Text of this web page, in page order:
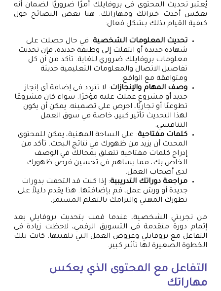
يُعتبر تحديث المحتوى في بروفايلك أمرًا ضروريًا لضمان أنه
يعكس أحدث خبراتك ومهاراتك. هنا بعض النصائح حول
كيفية القيام بذلك بشكل فعال:
تحديث المعلومات الشخصية: في حال حصلت على
شهادة جديدة أو انتقلت إلى وظيفة جديدة، فإن تحديث
معلومات بروفايلك ضروري للغاية. تأكد من أن كل
تفاصيل الاتصال والمعلومات التعليمية حديثة
ومتوافقة مع الواقع.
وصف المهام والإنجازات: لا تتردد في إضافة أي إنجاز
جديد أو مشروع عملت عليه مؤخرًا. سواء كان مشروعًا
تطوعيًا أو تجاريًا، احرص على تضمينه. يمكن أن يكون
لهذا التحديث تأثير كبير، خاصة في سوق العمل
التنافسي.
كلمات مفتاحية: على الساحة المهنية، يمكن للمحتوى
المحدث أن يزيد من ظهورك في نتائج البحث. تأكد من
إدراج كلمات مفتاحية تتعلق بمجالك في الوصف
الخاص بك، مما يساهم في تحسين فرص ظهورك
لدى أصحاب العمل.
مراجعة دوراتك التدريبية: إذا كنت قد التحقت بدورات
جديدة أو ورش عمل، قم بإضافتها. هذا يقدم دليلاً على
تطورك المهني والتزامك بالتعلم المستمر.
من تجربتي الشخصية، عندما قمت بتحديث بروفايلي بعد
إتمام دورة متقدمة في التسويق الرقمي، لاحظت زيادة في
التفاعل مع بروفايلي وعروض العمل التي تلقيتها. كانت تلك
الخطوة الصغيرة لها تأثير كبير.
التفاعل مع المحتوى الذي يعكس
مهاراتك